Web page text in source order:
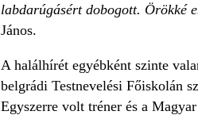
labdarúgásért dobogott. Örökké
János.
A halálhírét egyébként szinte
belgrádi Testnevelési Főiskolán
Egyszerre volt tréner és a